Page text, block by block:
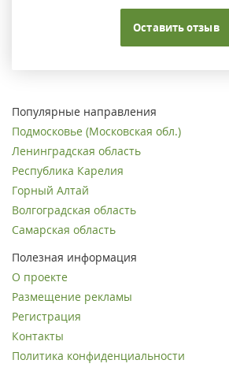
Оставить отзыв
Популярные направления
Подмосковье (Московская обл.)
Ленинградская область
Республика Карелия
Горный Алтай
Волгоградская область
Самарская область
Полезная информация
О проекте
Размещение рекламы
Регистрация
Контакты
Политика конфиденциальности